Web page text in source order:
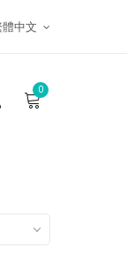
體中文
0